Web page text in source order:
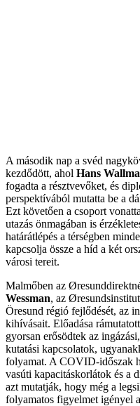
A második nap a svéd
kezdődött, ahol Hans
fogadta a résztvevőket, és
perspektívából mutatta be a
Ezt követően a csoport
utazás önmagában is
határátlépés a térségben
kapcsolja össze a híd a két
városi tereit.
Malmőben az
Wessman, az
Öresund régió fejlődését, az
kihívásait. Előadása
gyorsan erősödtek az
kutatási kapcsolatok,
folyamat. A COVID-időszak
vasúti kapacitáskorlátok és a
azt mutatják, hogy még a
folyamatos figyelmet igényel